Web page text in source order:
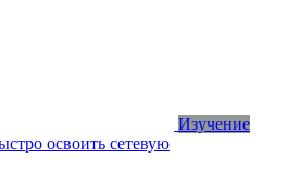
Изучение
освоить сетевую